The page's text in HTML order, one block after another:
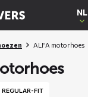
NL
ALFA motorhoes
REGULAR-FIT